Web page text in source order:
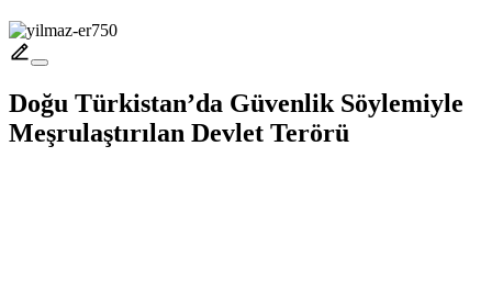
Doğu Türkistan’da Güvenlik Söylemiyle
Meşrulaştırılan Devlet Terörü